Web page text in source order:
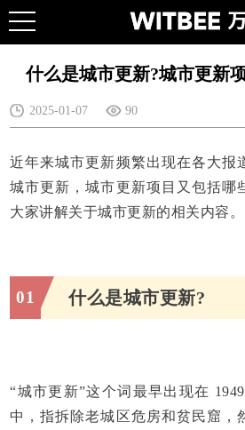
什么是城市更新?城市更新
2025-01-07 90
近年来城市更新频繁出现在各大报
城市更新，城市更新项目又包括哪
大家讲解关于城市更新的相关内容。
01 什么是城市更新?
“城市更新”这个词最早出现在
中，指拆除老城区危房和贫民窟，